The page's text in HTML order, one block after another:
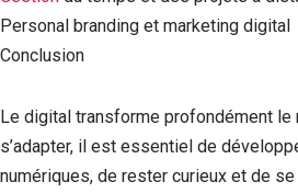
Personal branding et marketing digital
Conclusion
Le digital transforme profondément le
s’adapter, il est essentiel de
numériques, de rester curieux et de